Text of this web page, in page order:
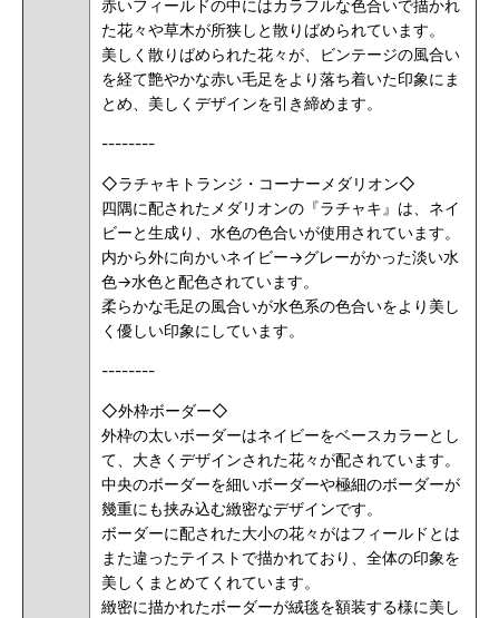
赤いフィールドの中にはカラフルな色合いで描かれ
た花々や草木が所狭しと散りばめられています。
美しく散りばめられた花々が、ビンテージの風合い
を経て艶やかな赤い毛足をより落ち着いた印象にま
とめ、美しくデザインを引き締めます。
--------
◇ラチャキトランジ・コーナーメダリオン◇
四隅に配されたメダリオンの『ラチャキ』は、ネイ
ビーと生成り、水色の色合いが使用されています。
内から外に向かいネイビー→グレーがかった淡い水
色→水色と配色されています。
柔らかな毛足の風合いが水色系の色合いをより美し
く優しい印象にしています。
--------
◇外枠ボーダー◇
外枠の太いボーダーはネイビーをベースカラーとし
て、大きくデザインされた花々が配されています。
中央のボーダーを細いボーダーや極細のボーダーが
幾重にも挟み込む緻密なデザインです。
ボーダーに配された大小の花々がはフィールドとは
また違ったテイストで描かれており、全体の印象を
美しくまとめてくれています。
緻密に描かれたボーダーが絨毯を額装する様に美し